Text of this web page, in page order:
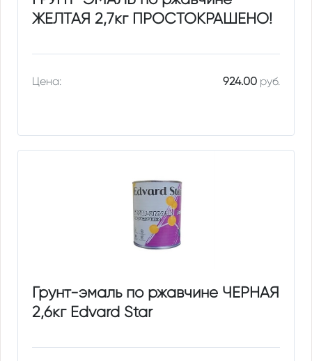
ЖЕЛТАЯ 2,7кг ПРОСТОКРАШЕНО!
Цена: 924.00руб.
Грунт-эмаль по ржавчине ЧЕРНАЯ
2,6кг Edvard Star